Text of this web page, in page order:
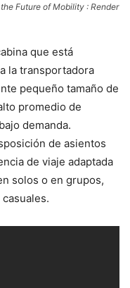
Future of Mobility : Render
que está
la transportadora
pequeño tamaño de
promedio de
demanda.
de asientos
de viaje adaptada
solos o en grupos,